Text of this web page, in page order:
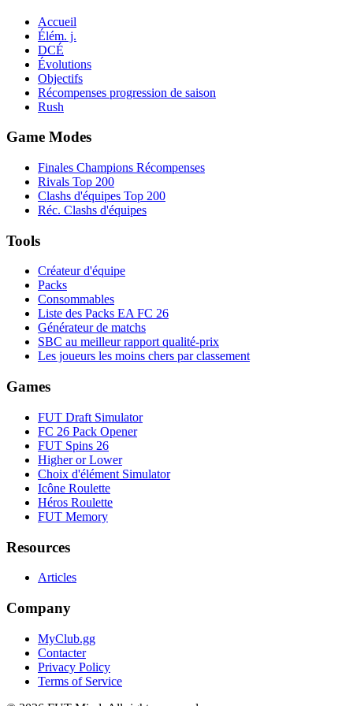
Accueil
Élém. j.
DCÉ
Évolutions
Objectifs
Récompenses progression de saison
Rush
Game Modes
Finales Champions Récompenses
Rivals Top 200
Clashs d'équipes Top 200
Réc. Clashs d'équipes
Tools
Créateur d'équipe
Packs
Consommables
Liste des Packs EA FC 26
Générateur de matchs
SBC au meilleur rapport qualité-prix
Les joueurs les moins chers par classement
Games
FUT Draft Simulator
FC 26 Pack Opener
FUT Spins 26
Higher or Lower
Choix d'élément Simulator
Icône Roulette
Héros Roulette
FUT Memory
Resources
Articles
Company
MyClub.gg
Contacter
Privacy Policy
Terms of Service